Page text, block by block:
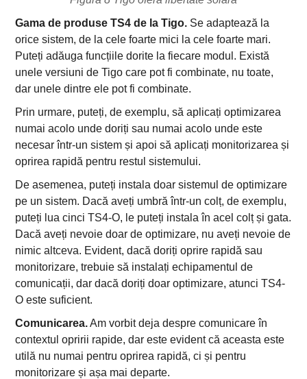
Gama de produse TS4 de la Tigo. Se adaptează la
orice sistem, de la cele foarte mici la cele foarte mari.
Puteți adăuga funcțiile dorite la fiecare modul. Există
unele versiuni de Tigo care pot fi combinate, nu toate,
dar unele dintre ele pot fi combinate.
Prin urmare, puteți, de exemplu, să aplicați optimizarea
numai acolo unde doriți sau numai acolo unde este
necesar într-un sistem și apoi să aplicați monitorizarea și
oprirea rapidă pentru restul sistemului.
De asemenea, puteți instala doar sistemul de optimizare
pe un sistem. Dacă aveți umbră într-un colț, de exemplu,
puteți lua cinci TS4-O, le puteți instala în acel colț și gata.
Dacă aveți nevoie doar de optimizare, nu aveți nevoie de
nimic altceva. Evident, dacă doriți oprire rapidă sau
monitorizare, trebuie să instalați echipamentul de
comunicații, dar dacă doriți doar optimizare, atunci TS4-
O este suficient.
Comunicarea.Am vorbit deja despre comunicare în
contextul opririi rapide, dar este evident că aceasta este
utilă nu numai pentru oprirea rapidă, ci și pentru
monitorizare și așa mai departe.